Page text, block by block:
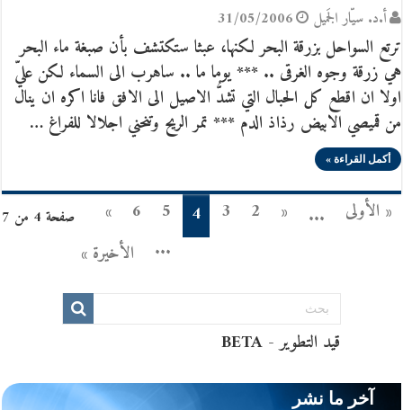
أ.د. سيّار الجَميل 31/05/2006
ترتع السواحل بزرقة البحر لكنها، عبثا ستكتشف بأن صبغة ماء البحر
هي زرقة وجوه الغرقى .. *** يوما ما .. ساهرب الى السماء لكن عليّ
اولا ان اقطع كل الحبال التي تشدُّ الاصيل الى الافق فانا اكره ان ينال
من قميصي الابيض رذاذ الدم *** تمر الريح وتنحني اجلالا للفراغ …
أكمل القراءة »
صفحة 4 من 7 « الأولى ...
«
2
3
4
5
6
»
...
الأخيرة »
آخر ما نشر